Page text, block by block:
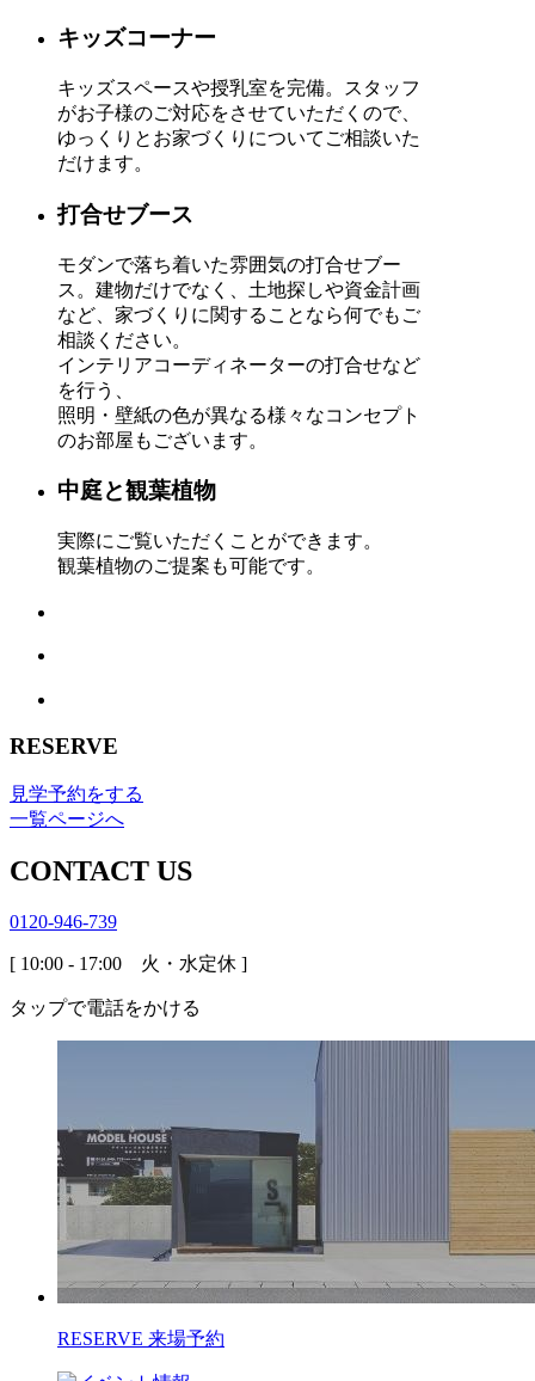
キッズコーナー
キッズスペースや授乳室を完備。スタッフ
がお子様のご対応をさせていただくので、
ゆっくりとお家づくりについてご相談いた
だけます。
打合せブース
モダンで落ち着いた雰囲気の打合せブー
ス。建物だけでなく、土地探しや資金計画
など、家づくりに関することなら何でもご
相談ください。
インテリアコーディネーターの打合せなど
を行う、
照明・壁紙の色が異なる様々なコンセプト
のお部屋もございます。
中庭と観葉植物
実際にご覧いただくことができます。
観葉植物のご提案も可能です。
RESERVE
見学予約をする
一覧ページへ
CONTACT US
0120-946-739
[ 10:00 - 17:00 火・水定休 ]
タップで電話をかける
RESERVE 来場予約